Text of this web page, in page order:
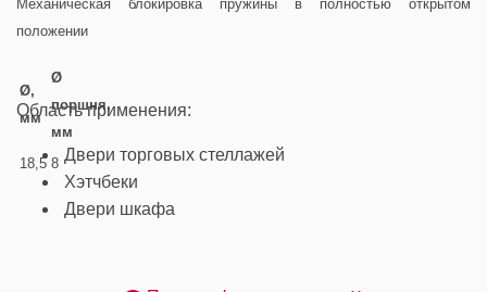
Механическая блокировка пружины в полностью открытом
положении
Ø,
мм
Ø
поршня,
мм
18,5 8
Область применения:
Двери торговых стеллажей
Хэтчбеки
Двери шкафа